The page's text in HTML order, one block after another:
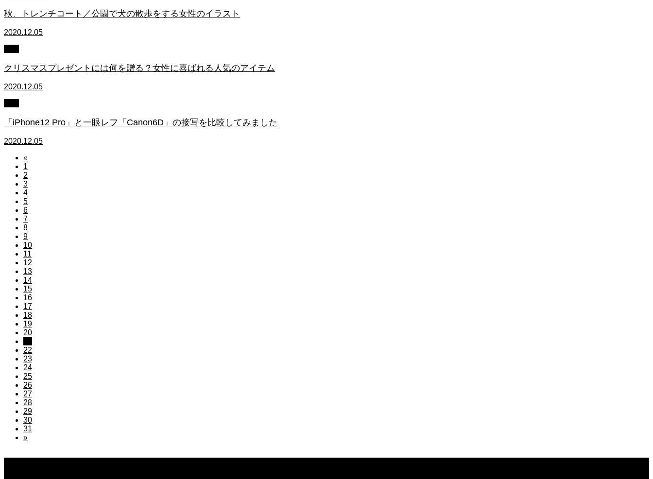
秋、トレンチコート／公園で犬の散歩をする女性のイラスト
2020.12.05
クリスマスプレゼントには何を贈る？女性に喜ばれる人気のアイテム
2020.12.05
「iPhone12 Pro」と一眼レフ「Canon6D」の接写を比較してみました
2020.12.05
«
1
2
3
4
5
6
7
8
9
10
11
12
13
14
15
16
17
18
19
20
22
23
24
25
26
27
28
29
30
31
»